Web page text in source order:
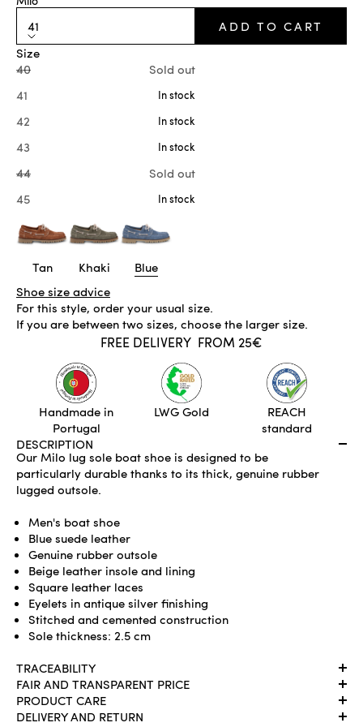
Tan Khaki Blue
41
Size
40
Sold out
41
In stock
42 In stock
43 In stock
44
Sold out
45
In stock
ADD TO CART
Shoe size advice
For this style, order your usual size.
If you are between two sizes, choose the larger size.
IN STOCK
ADD TO CART
FREE DELIVERY FROM 25€
Handmade in
Portugal
LWG Gold
REACH
standard
DESCRIPTION
Our Milo lug sole boat shoe is designed to be
particularly durable thanks to its thick, genuine rubber
lugged outsole.
Men's boat shoe
Blue suede leather
Genuine rubber outsole
Beige leather insole and lining
Square leather laces
Eyelets in antique silver finishing
Stitched and cemented construction
Sole thickness: 2.5 cm
TRACEABILITY
FAIR AND TRANSPARENT PRICE
PRODUCT CARE
DELIVERY AND RETURN